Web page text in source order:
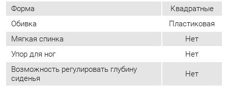
Возможность регулировать глубину
сиденья Нет
Мягкое сиденье
Нет
Съемный чехол
Нет
Возможность регулировать высоту
сиденья
Нет